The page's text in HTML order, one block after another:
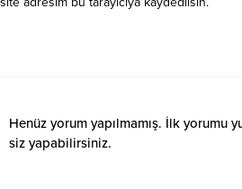
Henüz yorum yapılmamış. İlk yorumu
siz yapabilirsiniz.